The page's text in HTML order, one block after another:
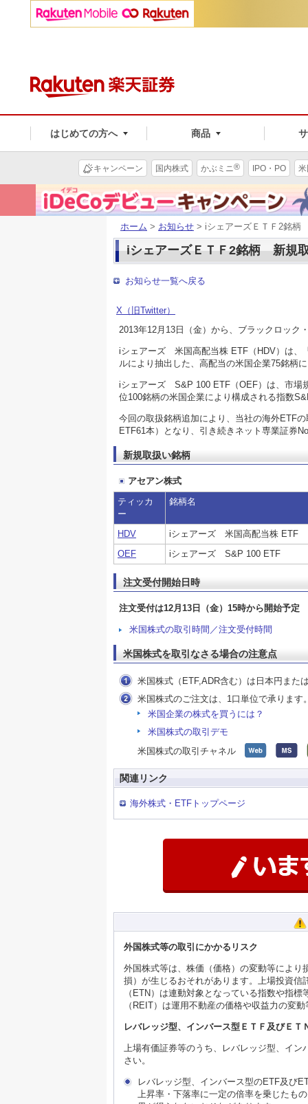
はじめての方へ 商品
キャンペーン 国内株式 かぶミニ® IPO・PO
ホーム > お知らせ > iシェアーズＥＴＦ2銘柄
iシェアーズＥＴＦ2銘柄 新規
お知らせ一覧へ戻る
X（旧Twitter）
2013年12月13日（金）から、ブラックロック
iシェアーズ 米国高配当株 ETF（HDV）は、
ルにより抽出した、高配当の米国企業75銘柄
iシェアーズ S&P 100 ETF（OEF）は、市場
位100銘柄の米国企業により構成される指数
今回の取扱銘柄追加により、当社の海外ETF
ETF61本）となり、引き続きネット専業証券
新規取扱い銘柄
アセアン株式
ティッカ
ー
銘柄名
HDV
iシェアーズ 米国高配当株 ETF
OEF
iシェアーズ S&P 100 ETF
注文受付開始日時
注文受付は12月13日（金）15時から開始予定
米国株式の取引時間／注文受付時間
米国株式を取引なさる場合の注意点
米国株式（ETF,ADR含む）は日本円また
米国株式のご注文は、1口単位で承ります
米国企業の株式を買うには？
米国株式の取引デモ
米国株式の取引チャネル
関連リンク
海外株式・ETFトップページ
外国株式等の取引にかかるリスク
外国株式等は、株価（価格）の変動等によ
損）が生じるおそれがあります。上場投資
（ETN）は連動対象となっている指数や指
（REIT）は運用不動産の価格や収益力の変
レバレッジ型、インバース型ＥＴＦ及びＥＴ
上場有価証券等のうち、レバレッジ型、イ
さい。
レバレッジ型、インバース型のETF及び
上昇率・下落率に一定の倍率を乗じたも